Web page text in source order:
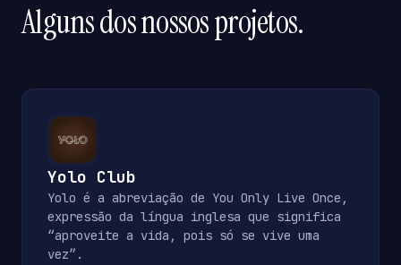
Alguns dos nossos projetos.
Yolo Club
Yolo é a abreviação de You Only Live Once,
expressão da língua inglesa que significa
“aproveite a vida, pois só se vive uma
vez”.